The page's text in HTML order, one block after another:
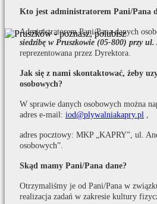
Kto jest administratorem Pani/Pana
Administratorem Pani/Pana danych
siedzibę w Pruszkowie (05-800) przy ul.
reprezentowana przez Dyrektora.
Jak się z nami skontaktować, żeby
osobowych?
W sprawie danych osobowych można
adres e-mail: iod@plywalniakapry.pl ,
adres pocztowy: MKP „KAPRY”, ul.
osobowych”.
Skąd mamy Pani/Pana dane?
Otrzymaliśmy je od Pani/Pana w
realizacja zadań w zakresie kultury